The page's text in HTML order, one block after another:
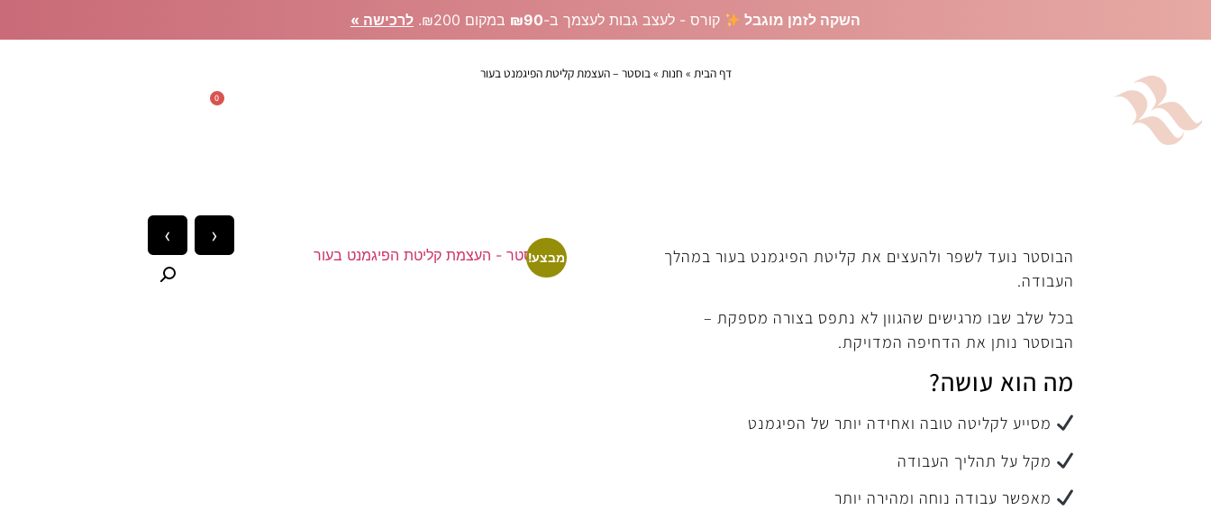
השקה לזמן מוגבל קורס - לעצב גבות לעצמך ב-₪90 במקום ₪200. לרכישה »
0
דף הבית » חנות »בוסטר – העצמת קליטת הפיגמנט בעור
הבוסטר נועד לשפר ולהעצים את קליטת הפיגמנט בעור במהלך
העבודה.
בכל שלב שבו מרגישים שהגוון לא נתפס בצורה מספקת –
הבוסטר נותן את הדחיפה המדויקת.
מה הוא עושה?
מסייע לקליטה טובה ואחידה יותר של הפיגמנט
מקל על תהליך העבודה
מאפשר עבודה נוחה ומהירה יותר
מבצע!
› ‹